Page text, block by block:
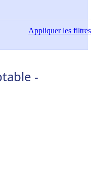
Appliquerles filtres
-